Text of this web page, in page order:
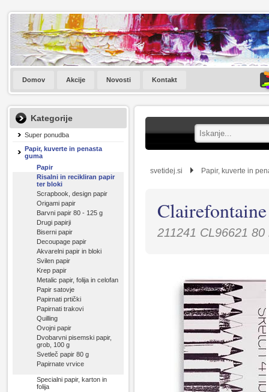
Domov Akcije Novosti Kontakt
Kategorije
Super ponudba
Papir, kuverte in penasta
guma
Papir
Risalni in recikliran papir
ter bloki
Scrapbook, design papir
Origami papir
Barvni papir 80 - 125 g
Drugi papirji
Biserni papir
Decoupage papir
Akvarelni papir in bloki
Svilen papir
Krep papir
Metalic papir, folija in celofan
Papir satovje
Papirnati prtički
Papirnati trakovi
Quilling
Ovojni papir
Dvobarvni pisemski papir,
grob, 100 g
Svetleč papir 80 g
Papirnate vrvice
Specialni papir, karton in
folija
svetidej.si Papir, kuverte in
211241 CL96621 80